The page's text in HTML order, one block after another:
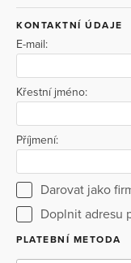
KONTAKTNÍ ÚDAJE
E-mail:
Křestní jméno:
Příjmení:
Darovat jako
Doplnit adresu
PLATEBNÍ METODA